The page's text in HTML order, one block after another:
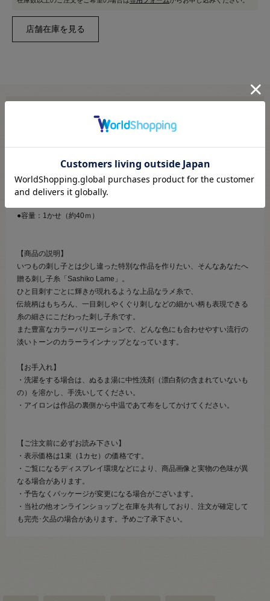
メール便対応商品です
こちらより必ずご確認ください
●容量：1かせ（約40ｍ）
【商品の説明】
いつもの刺し子とは少し違った特別な作品を作りたい、そんなあなたへ
贈る刺し子糸「Sashiko Lame」。
ひと目刺すごとに輝きが現れるような上品なラメ糸で、
伝統柄はもちろん、一目刺しやくぐり刺しなどの細かい柄も表現できる
糸の細さにこだわった刺し子糸です。
また豊富なカラーバリエーションで、どんな色にも合わせやすい流行の
淡いトーンのカラーラインナップとなっています。
【お手入れ】
・洗濯をする場合は、ぬるま湯に中性洗剤（漂白剤の含まれていないも
の）を溶かし、手洗いしてください。
・アイロンは作品の裏側から中温であて布をしてかけてください。
【ご注文前に必ずお読み下さい】
・表示価格は1束（1カセ）の価格です。
・ご覧になるディスプレイ環境などにより、商品画像と実物の色味が異
なる場合があります。
・予告なくパッケージが変更になる場合がございます。
・当社の他オンラインショップと在庫を共有しており、注文が確定して
も完売･欠品の場合があります。予めご了承下さい。